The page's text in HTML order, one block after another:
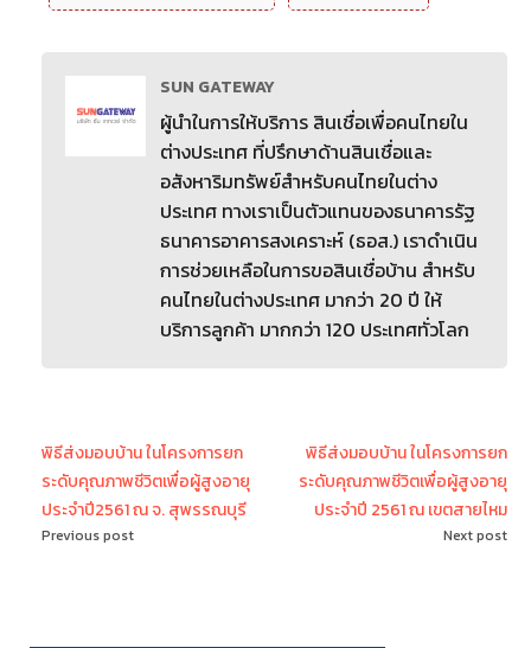
SUN GATEWAY
ผู้นำในการให้บริการ สินเชื่อเพื่อคนไทยใน
ต่างประเทศ ที่ปรึกษาด้านสินเชื่อและ
อสังหาริมทรัพย์สำหรับคนไทยในต่าง
ประเทศ ทางเราเป็นตัวแทนของธนาคารรัฐ
ธนาคารอาคารสงเคราะห์ (ธอส.) เราดำเนิน
การช่วยเหลือในการขอสินเชื่อบ้าน สำหรับ
คนไทยในต่างประเทศ มากว่า 20 ปี ให้
บริการลูกค้า มากกว่า 120 ประเทศทั่วโลก
พิธีส่งมอบบ้าน ในโครงการยก
ระดับคุณภาพชีวิตเพื่อผู้สูงอายุ
ประจำปี2561 ณ จ. สุพรรณบุรี
Previous post
พิธีส่งมอบบ้าน ในโครงการยก
ระดับคุณภาพชีวิตเพื่อผู้สูงอายุ
ประจำปี 2561 ณ เขตสายไหม
Next post